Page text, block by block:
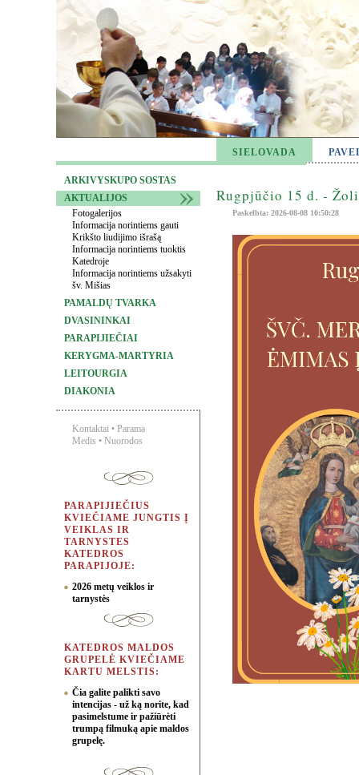
SIELOVADA
ARKIVYSKUPO SOSTAS
AKTUALIJOS
Fotogalerijos
Informacija norintiems gauti
Krikšto liudijimo išrašą
Informacija norintiems tuoktis
Katedroje
Informacija norintiems užsakyti
šv. Mišias
PAMALDŲ TVARKA
DVASININKAI
PARAPIJIEČIAI
KERYGMA-MARTYRIA
LEITOURGIA
DIAKONIA
Kontaktai • Parama
Medis • Nuorodos
PARAPIJIEČIUS
KVIEČIAME JUNGTIS Į
VEIKLAS IR
TARNYSTES
KATEDROS
PARAPIJOJE:
2026 metų veiklos ir
tarnystės
KATEDROS MALDOS
GRUPELĖ KVIEČIAME
KARTU MELSTIS:
Čia galite palikti savo
intencijas - už ką norite, kad
pasimelstume ir pažiūrėti
trumpą filmuką apie maldos
grupelę.
Rugpjūčio 15 d. -
Paskelbta: 2026-08-08 10:50:28